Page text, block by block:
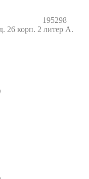
195298
26 корп. 2 литер А.